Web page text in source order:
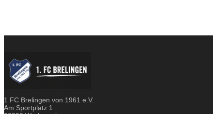
1 FC Brelingen von 1961 e.V.
Am Sportplatz 1